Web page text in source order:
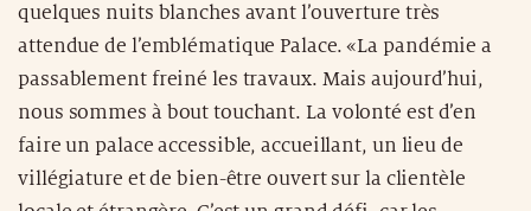
quelques nuits blanches avant l’ouverture très
attendue de l’emblématique Palace. «La pandémie a
passablement freiné les travaux. Mais aujourd’hui,
nous sommes à bout touchant. La volonté est d’en
faire un palace accessible, accueillant, un lieu de
villégiature et de bien-être ouvert sur la clientèle